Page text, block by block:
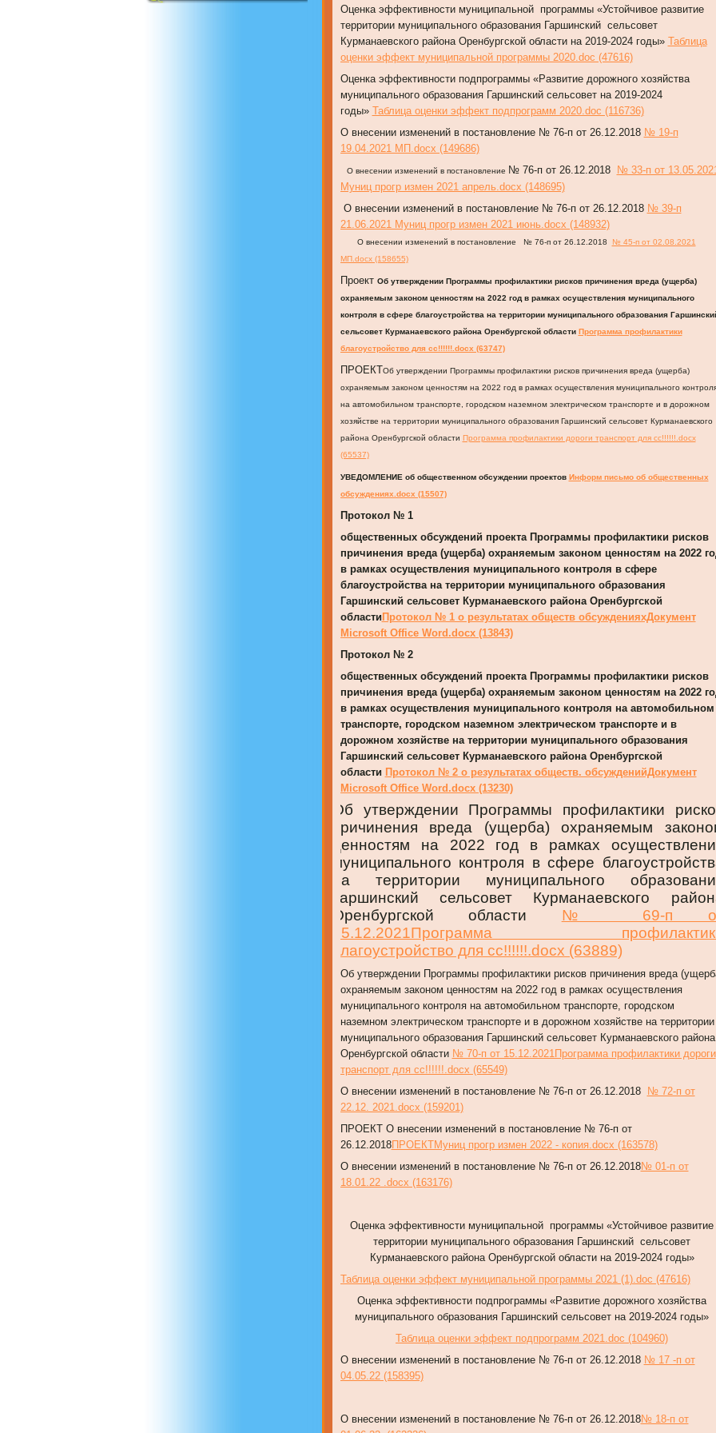
Оценка эффективности муниципальной программы «Устойчивое развитие
территории муниципального образования Гаршинский сельсовет
Курманаевского района Оренбургской области на 2019-2024 годы» Таблица
оценки эффект муниципальной программы 2020.doc (47616)
Оценка эффективности подпрограммы «Развитие дорожного хозяйства
муниципального образования Гаршинский сельсовет на 2019-2024
годы» Таблица оценки эффект подпрограмм 2020.doc (116736)
О внесении изменений в постановление № 76-п от 26.12.2018 № 19-п
19.04.2021 МП.docx (149686)
О внесении изменений в постановление № 76-п от 26.12.2018
№ 33-п от
Муниц прогр измен 2021 апрель.docx (148695)
О внесении изменений в постановление № 76-п от 26.12.2018 № 39-п
21.06.2021 Муниц прогр измен 2021 июнь.docx (148932)
О внесении изменений в постановление № 76-п от 26.12.2018
№ 45-п от 02.08.2021
МП.docx (158655)
Проект Об утверждении Программы профилактики рисков причинения вреда (ущерба)
охраняемым законом ценностям на 2022 год в рамках осуществления муниципального
контроля в сфере благоустройства на территории муниципального образования
сельсовет Курманаевского района Оренбургской области Программа профилактики
благоустройство для сс!!!!!!.docx (63747)
ПРОЕКТОб утверждении Программы профилактики рисков причинения вреда (ущерба)
охраняемым законом ценностям на 2022 год в рамках осуществления муниципального
на автомобильном транспорте, городском наземном электрическом транспорте и в дорожном
хозяйстве на территории муниципального образования Гаршинский сельсовет Курманаевского
района Оренбургской области Программа профилактики дороги транспорт для сс!!!!!!.docx
(65537)
УВЕДОМЛЕНИЕ об общественном обсуждении проектов Информ письмо об общественных
обсуждениях.docx (15507)
Протокол № 1
общественных обсуждений проекта Программы профилактики рисков
причинения вреда (ущерба) охраняемым законом ценностям на 2022
в рамках осуществления муниципального контроля в сфере
благоустройства на территории муниципального образования
Гаршинский сельсовет Курманаевского района Оренбургской
области Протокол № 1 о результатах обществ обсужденияхДокумент
Microsoft Office Word.docx (13843)
Протокол № 2
общественных обсуждений проекта Программы профилактики рисков
причинения вреда (ущерба) охраняемым законом ценностям на 2022
в рамках осуществления муниципального контроля на автомобильном
транспорте, городском наземном электрическом транспорте и в
дорожном хозяйстве на территории муниципального образования
Гаршинский сельсовет Курманаевского района Оренбургской
области Протокол № 2 о результатах обществ. обсужденийДокумент
Microsoft Office Word.docx (13230)
Об утверждении Программы профилактики
причинения вреда (ущерба) охраняемым
ценностям на 2022 год в рамках
муниципального контроля в сфере
на территории муниципального
Гаршинский сельсовет Курманаевского
Оренбургской области № 69-п
15.12.2021Программа
благоустройство для сс!!!!!!.docx (63889)
Об утверждении Программы профилактики рисков причинения вреда
охраняемым законом ценностям на 2022 год в рамках осуществления
муниципального контроля на автомобильном транспорте, городском
наземном электрическом транспорте и в дорожном хозяйстве на территории
муниципального образования Гаршинский сельсовет Курманаевского района
Оренбургской области № 70-п от 15.12.2021Программа профилактики дороги
транспорт для сс!!!!!!.docx (65549)
О внесении изменений в постановление № 76-п от 26.12.2018
№ 72-п от
22.12. 2021.docx (159201)
ПРОЕКТ О внесении изменений в постановление № 76-п от
26.12.2018ПРОЕКТМуниц прогр измен 2022 - копия.docx (163578)
О внесении изменений в постановление № 76-п от 26.12.2018№ 01-п от
18.01.22 .docx (163176)
Оценка эффективности муниципальной программы «Устойчивое развитие
территории муниципального образования Гаршинский сельсовет
Курманаевского района Оренбургской области на 2019-2024 годы»
Таблица оценки эффект муниципальной программы 2021 (1).doc (47616)
Оценка эффективности подпрограммы «Развитие дорожного хозяйства
муниципального образования Гаршинский сельсовет на 2019-2024 годы»
Таблица оценки эффект подпрограмм 2021.doc (104960)
О внесении изменений в постановление № 76-п от 26.12.2018 № 17 -п от
04.05.22 (158395)
О внесении изменений в постановление № 76-п от 26.12.2018№ 18-п от